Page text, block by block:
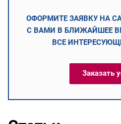
ОФОРМИТЕ ЗАЯВКУ НА
С ВАМИ В БЛИЖАЙШЕЕ
ВСЕ
Заказать